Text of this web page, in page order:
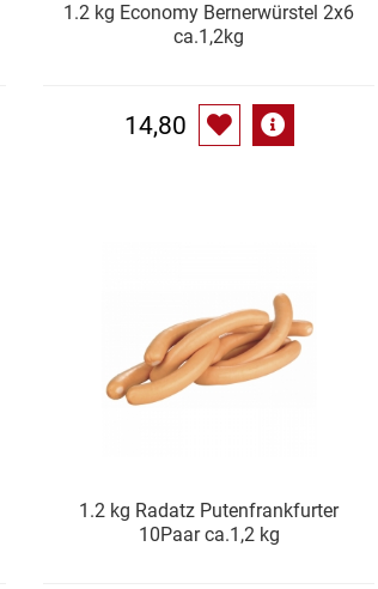
1.2 kg Economy Bernerwürstel 2x6
ca.1,2kg
14,80
1.2 kg Radatz Putenfrankfurter
10Paar ca.1,2 kg